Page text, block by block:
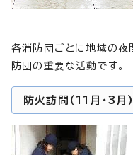
各消防団ごとに地域の夜
防団の重要な活動です。
防火訪問(11月・3月)